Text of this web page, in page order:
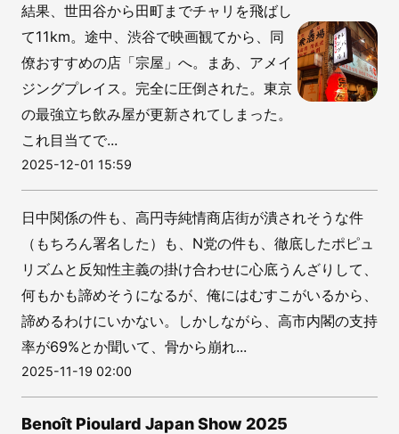
結果、世田谷から田町までチャリを飛ばし
て11km。途中、渋谷で映画観てから、同
僚おすすめの店「宗屋」へ。まあ、アメイ
ジングプレイス。完全に圧倒された。東京
の最強立ち飲み屋が更新されてしまった。
これ目当てで...
2025-12-01 15:59
日中関係の件も、高円寺純情商店街が潰されそうな件
（もちろん署名した）も、N党の件も、徹底したポピュ
リズムと反知性主義の掛け合わせに心底うんざりして、
何もかも諦めそうになるが、俺にはむすこがいるから、
諦めるわけにいかない。しかしながら、高市内閣の支持
率が69%とか聞いて、骨から崩れ...
2025-11-19 02:00
Benoît Pioulard Japan Show 2025